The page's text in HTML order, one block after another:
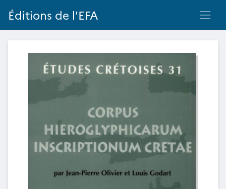
Éditions de l'EFA